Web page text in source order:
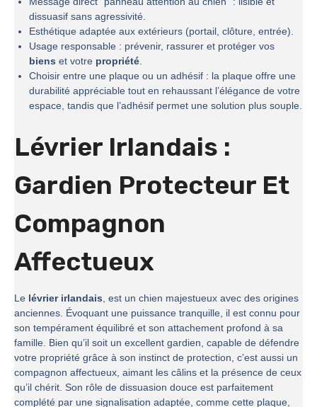
dissuasif sans agressivité.
Esthétique adaptée aux extérieurs (portail, clôture, entrée).
Usage responsable : prévenir, rassurer et protéger vos
biens et votre propriété.
Choisir entre une plaque ou un adhésif : la plaque offre une
durabilité appréciable tout en rehaussant l’élégance de votre
espace, tandis que l’adhésif permet une solution plus souple.
Lévrier Irlandais :
Gardien Protecteur Et
Compagnon
Affectueux
Le lévrier irlandais, est un chien majestueux avec des origines
anciennes. Évoquant une puissance tranquille, il est connu pour
son tempérament équilibré et son attachement profond à sa
famille. Bien qu’il soit un excellent gardien, capable de défendre
votre propriété grâce à son instinct de protection, c’est aussi un
compagnon affectueux, aimant les câlins et la présence de ceux
qu’il chérit. Son rôle de dissuasion douce est parfaitement
complété par une signalisation adaptée, comme cette plaque,